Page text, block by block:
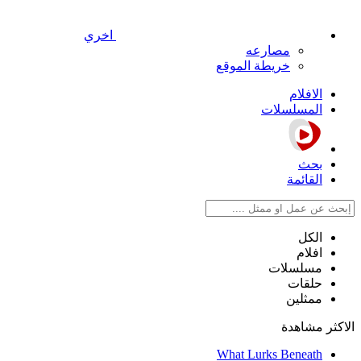
اخري
مصارعه
خريطة الموقع
الافلام
المسلسلات
بحث
القائمة
الكل
افلام
مسلسلات
حلقات
ممثلين
الاكثر مشاهدة
What Lurks Beneath